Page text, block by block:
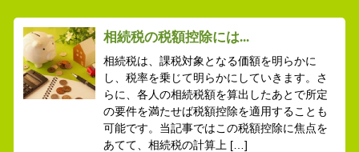
相続税の税額控除には...
相続税は、課税対象となる価額を明らかに
し、税率を乗じて明らかにしていきます。さ
らに、各人の相続税額を算出したあとで所定
の要件を満たせば税額控除を適用することも
可能です。当記事ではこの税額控除に焦点を
あてて、相続税の計算上 […]